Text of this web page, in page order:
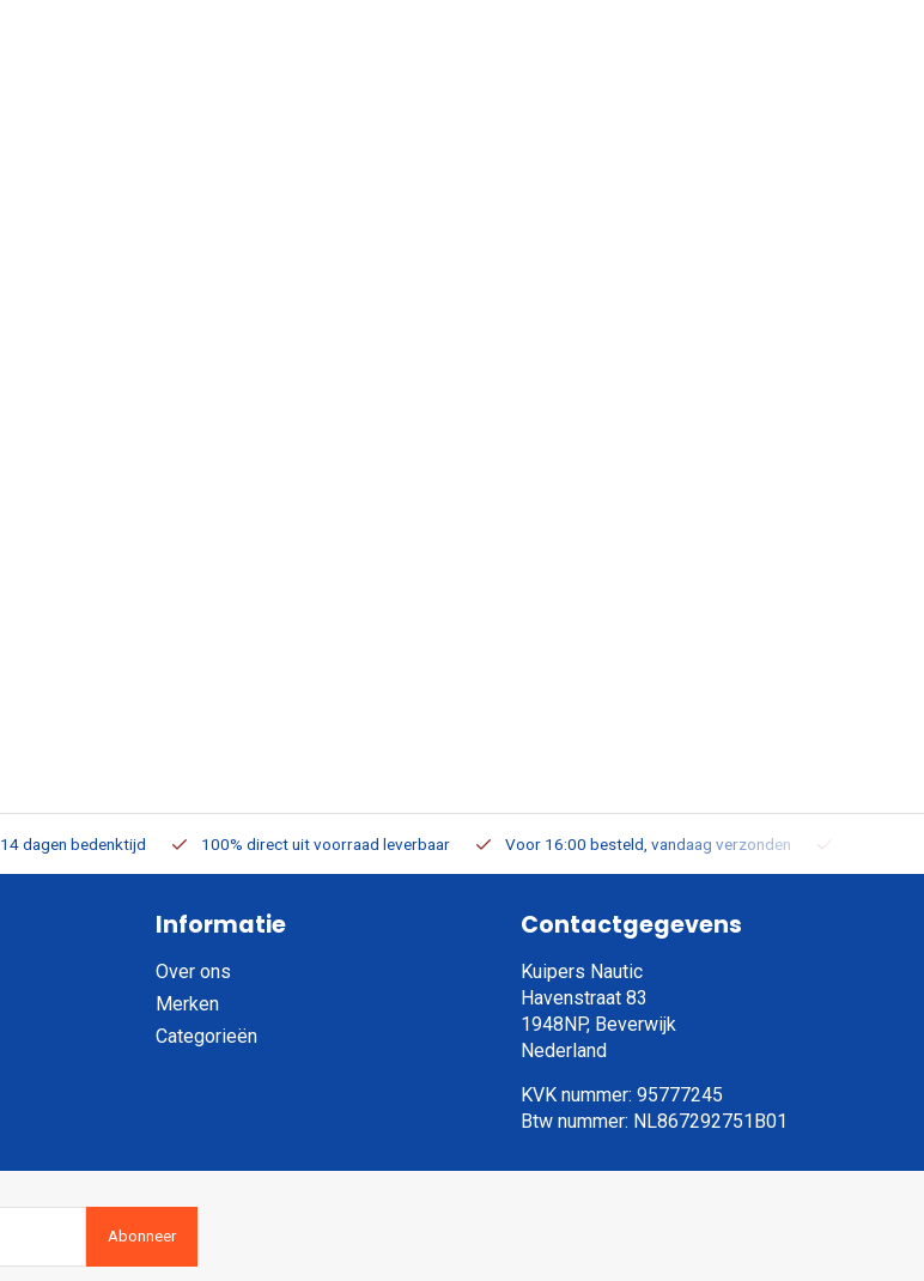
14 dagen bedenktijd 100% direct uit voorraad leverbaar Voor 16:00 besteld, vandaag verzonden
Informatie
Over ons
Merken
Categorieën
Contactgegevens
Kuipers Nautic
Havenstraat 83
1948NP, Beverwijk
Nederland
KVK nummer: 95777245
Btw nummer: NL867292751B01
Abonneer